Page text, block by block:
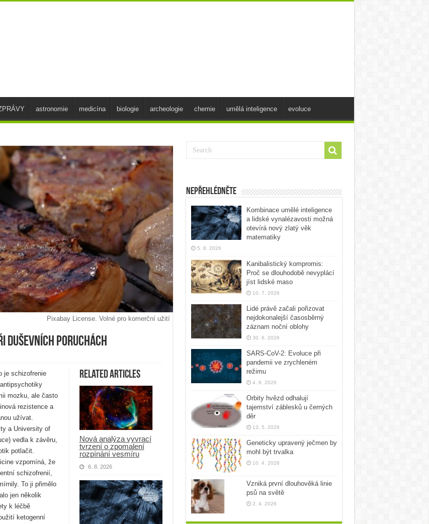
astronomie medicína biologie archeologie chemie umělá inteligence evoluce
Pixabay License. Volné pro komerční užití
duševních poruchách
Related Articles
Nová analýza vyvrací
tvrzení o zpomalení
rozpínání vesmíru
6. 8. 2026
je schizofrenie
mozku, ale často
rezistence a
užívat.
a University of
vedla k závěru,
potlačit.
vzpomíná, že
schizofrenií,
To ji přimělo
jen několik
k léčbě
ketogenní
Nepřehlédněte
Kombinace umělé inteligence
a lidské vynalézavosti možná
otevírá nový zlatý věk
matematiky
5. 8. 2026
Kanibalistický kompromis:
Proč se dlouhodobě nevyplácí
jíst lidské maso
10. 7. 2026
Lidé právě začali pořizovat
nejdokonalejší časosběrný
záznam noční oblohy
30. 6. 2026
SARS-CoV-2: Evoluce při
pandemii ve zrychleném
režimu
4. 6. 2026
Orbity hvězd odhalují
tajemství záblesků u černých
děr
13. 5. 2026
Geneticky upravený ječmen by
mohl být trvalka
10. 4. 2026
Vzniká první dlouhověká linie
psů na světě
2. 4. 2026